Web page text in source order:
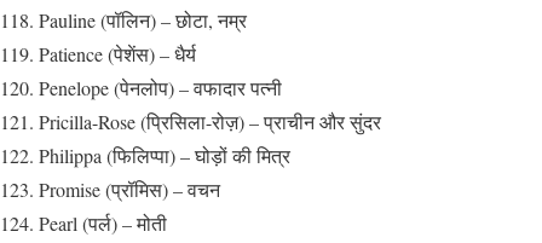
Pauline (पॉलिन) – छोटा, नम्र
Patience (पेशेंस) – धैर्य
Penelope (पेनलोप) – वफादार पत्नी
Pricilla-Rose (प्रिसिला-रोज़) – प्राचीन और सुंदर
Philippa (फिलिप्पा) – घोड़ों की मित्र
Promise (प्रॉमिस) – वचन
Pearl (पर्ल) – मोती